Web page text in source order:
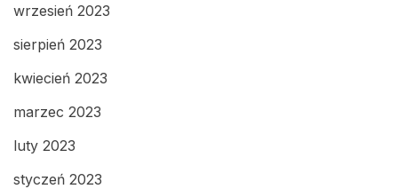
wrzesień 2023
sierpień 2023
kwiecień 2023
marzec 2023
luty 2023
styczeń 2023